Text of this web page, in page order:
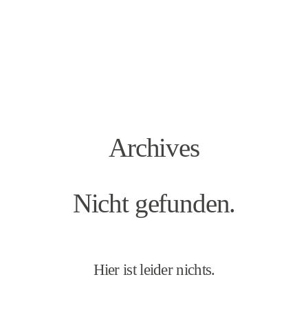
Hochzeiten
Team
Archives
Nicht gefunden.
Hier ist leider nichts.